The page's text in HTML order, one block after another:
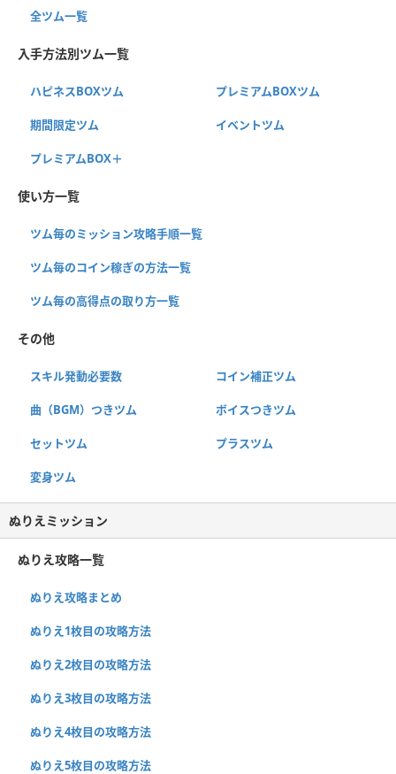
全ツム一覧
入手方法別ツム一覧
ハピネスBOXツム プレミアムBOXツム
期間限定ツム イベントツム
プレミアムBOX＋
使い方一覧
ツム毎のミッション攻略手順一覧
ツム毎のコイン稼ぎの方法一覧
ツム毎の高得点の取り方一覧
その他
スキル発動必要数 コイン補正ツム
曲（BGM）つきツム ボイスつきツム
セットツム プラスツム
変身ツム
ぬりえミッション
ぬりえ攻略一覧
ぬりえ攻略まとめ
ぬりえ1枚目の攻略方法
ぬりえ2枚目の攻略方法
ぬりえ3枚目の攻略方法
ぬりえ4枚目の攻略方法
ぬりえ5枚目の攻略方法